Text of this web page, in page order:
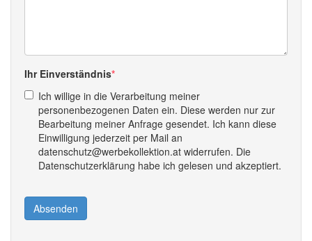
Ihr Einverständnis
Ich willige in die Verarbeitung meiner
personenbezogenen Daten ein. Diese werden nur zur
Bearbeitung meiner Anfrage gesendet. Ich kann diese
Einwilligung jederzeit per Mail an
datenschutz@werbekollektion.at widerrufen. Die
Datenschutzerklärung habe ich gelesen und akzeptiert.
Absenden